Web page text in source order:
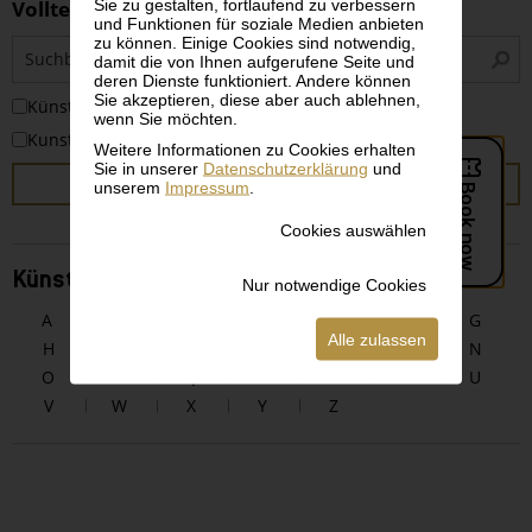
und Funktionen für soziale Medien anbieten
zu können. Einige Cookies sind notwendig,
damit die von Ihnen aufgerufene Seite und
deren Dienste funktioniert. Andere können
Sie akzeptieren, diese aber auch ablehnen,
wenn Sie möchten.
Weitere Informationen zu Cookies erhalten
Sie in unserer Datenschutzerklärung und
unserem Impressum
Cookies auswählen
Nur notwendige Cookies
Alle zulassen
Volltextsuche
KünstlerInnen
Kunstwerke
SUCHEN
KünstlerInnen alphabetisch
A E F
G
H
L M
N
O
U
V
W X Y Z